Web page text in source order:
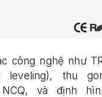
công nghệ như
leveling), thu
NCQ, và định